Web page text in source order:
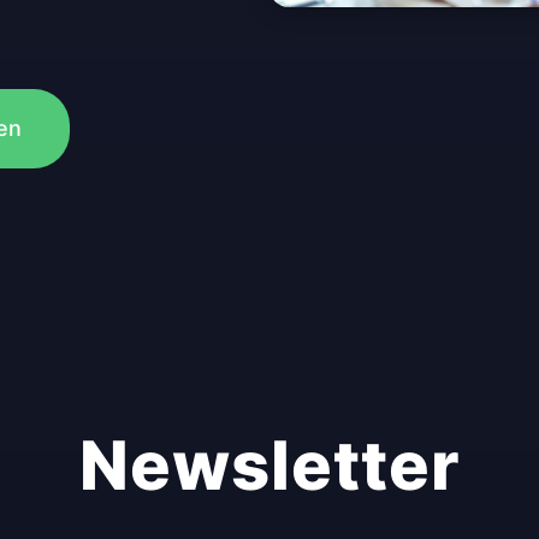
Newsletter